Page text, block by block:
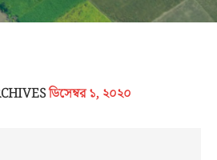
ডিসেম্বর ১, ২০২০